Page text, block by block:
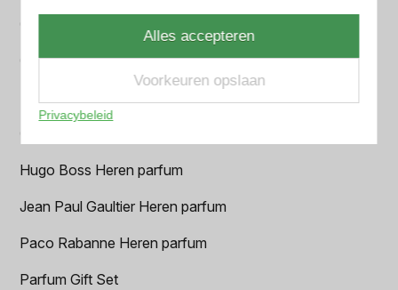
Creed heren parfum
Hugo Boss Heren parfum
Jean Paul Gaultier Heren parfum
Paco Rabanne Heren parfum
Parfum Gift Set
Alles accepteren
Voorkeuren opslaan
Privacybeleid